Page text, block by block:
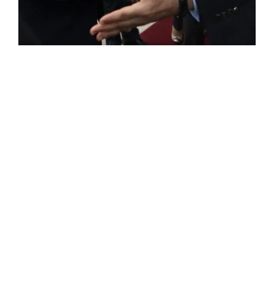
ROSE VALLAND, HEROÏNE DE LA RESISTANCE